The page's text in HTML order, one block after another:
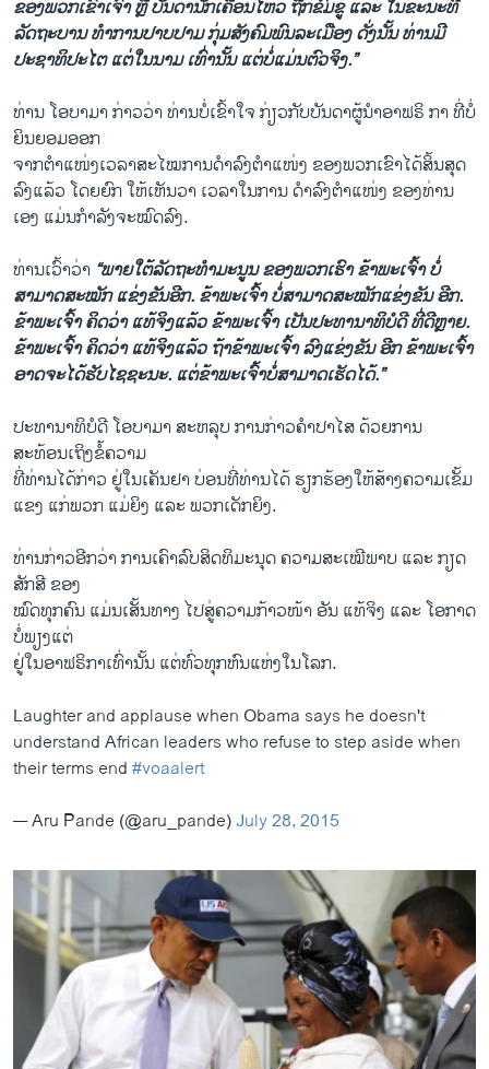
ຂອງພວກເຂົາເຈົ້າ ຫຼື ບັນດານັກເຄື່ອນໄຫວ ຖືກຂົ່ມຂູ່ ແລະ ໃນຂະນະທີ່
ລັດຖະບານ ທຳການປາບປາມ ກຸ່ມສັງຄົມພົນລະເມືອງ ດັ່ງນັ້ນ ທ່ານມີ
ປະຊາທິປະໄຕ ແຕ່ໃນນາມ ເທົ່ານັ້ນ ແຕ່ບໍ່ແມ່ນຕົວຈິງ.”
ທ່ານ ໂອບາມາ ກ່າວວ່າ ທ່ານບໍ່ເຂົ້າໃຈ ກ່ຽວກັບບັນດາຜູ້ນຳອາຟຣິ ກາ ທີ່ບໍ່
ຍິນຍອມອອກ
ຈາກຕຳແໜ່ງເວລາສະໄໝການດຳລົງຕຳແໜ່ງ ຂອງພວກເຂົາໄດ້ສິ້ນສຸດ
ລົງແລ້ວ ໂດຍຍົກ ໃຫ້ເຫັນວາ ເວລາໃນການ ດຳລົງຕຳແໜ່ງ ຂອງທ່ານ
ເອງ ແມ່ນກຳລັງຈະໝົດລົງ.
ທ່ານເວົ້າວ່າ “ພາຍໃຕ້ລັດຖະທຳມະນູນ ຂອງພວກເຮົາ ຂ້າພະເຈົ້າ ບໍ່
ສາມາດສະໝັກ ແຂ່ງຂັນອີກ. ຂ້າພະເຈົ້າ ບໍ່ສາມາດສະໝັກແຂ່ງຂັນ ອີກ.
ຂ້າພະເຈົ້າ ຄິດວ່າ ແທ້ຈິງແລ້ວ ຂ້າພະເຈົ້າ ເປັນປະທານາທິບໍດີ ທີ່ດີຫຼາຍ.
ຂ້າພະເຈົ້າ ຄິດວ່າ ແທ້ຈິງແລ້ວ ຖ້າຂ້າພະເຈົ້າ ລົງແຂ່ງຂັນ ອີກ ຂ້າພະເຈົ້າ
ອາດຈະໄດ້ຮັບໄຊຊະນະ. ແຕ່ຂ້າພະເຈົ້າບໍ່ສາມາດເຮັດໄດ້.”
ປະທານາທິບໍດີ ໂອບາມາ ສະຫລຸບ ການກ່າວຄຳປາໄສ ດ້ວຍການ
ສະທ້ອນເຖິງຂໍ້ຄວາມ
ທີ່ທ່ານໄດ້ກ່າວ ຢູ່ໃນເຄັນຢາ ບ່ອນທີ່ທ່ານໄດ້ ຮຽກຮ້ອງໃຫ້ສ້າງຄວາມເຂັ້ມ
ແຂງ ແກ່ພວກ ແມ່ຍິງ ແລະ ພວກເດັກຍິງ.
ທ່ານກ່າວອີກວ່າ ການເຄົາລົບສິດທິມະນຸດ ຄວາມສະເໝີພາບ ແລະ ກຽດ
ສັກສີ ຂອງ
ໝົດທຸກຄົນ ແມ່ນເສັ້ນທາງ ໄປສູ່ຄວາມກ້າວໜ້າ ອັນ ແທ້ຈິງ ແລະ ໂອກາດ
ບໍ່ພຽງແຕ່
ຢູ່ໃນອາຟຣິກາເທົ່ານັ້ນ ແຕ່ທົ່ວທຸກຫົນແຫ່ງໃນໂລກ.
Laughter and applause when Obama says he doesn't
understand African leaders who refuse to step aside when
their terms end#voaalert
— Aru Pande (@aru_pande)July 28, 2015